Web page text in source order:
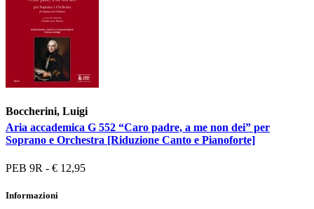
Boccherini, Luigi
Aria accademica G 552 “Caro padre, a me non dei” per
Soprano e Orchestra [Riduzione Canto e Pianoforte]
PEB 9R - € 12,95
Informazioni